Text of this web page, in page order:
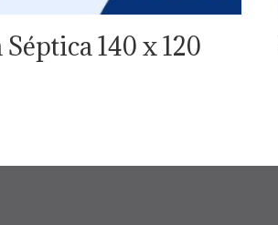
Séptica 140 x 120